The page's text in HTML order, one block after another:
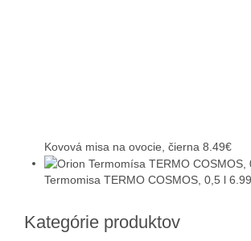
Kovová misa na ovocie, čierna 8.49€
Termomisa TERMO COSMOS, 0,5 l 6.99
Kategórie produktov